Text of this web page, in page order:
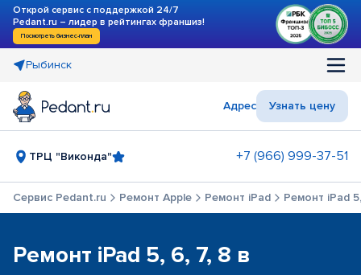
Открой сервис с поддержкой 24/7
Pedant.ru – лидер в рейтингах франшиз!
Посмотреть бизнес-план
Рыбинск
Адрес Узнать цену
ТРЦ "Виконда" +7 (966) 999-37-51
Сервис Pedant.ru Ремонт Apple Ремонт iPad Ремонт iPad
Ремонт iPad 5, 6, 7, 8 в